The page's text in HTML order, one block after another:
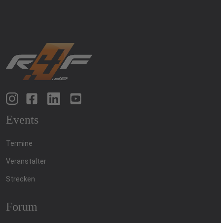
Events
Termine
Veranstalter
Strecken
Forum